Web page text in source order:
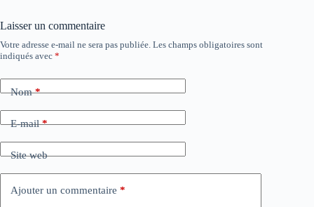
Laisser un commentaire
Votre adresse e-mail ne sera pas publiée. Les champs obligatoires sont
indiqués avec *
Nom*
E-mail*
Site web
Ajouter un commentaire *